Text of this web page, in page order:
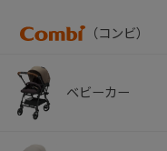
（コンビ）
ベビーカー